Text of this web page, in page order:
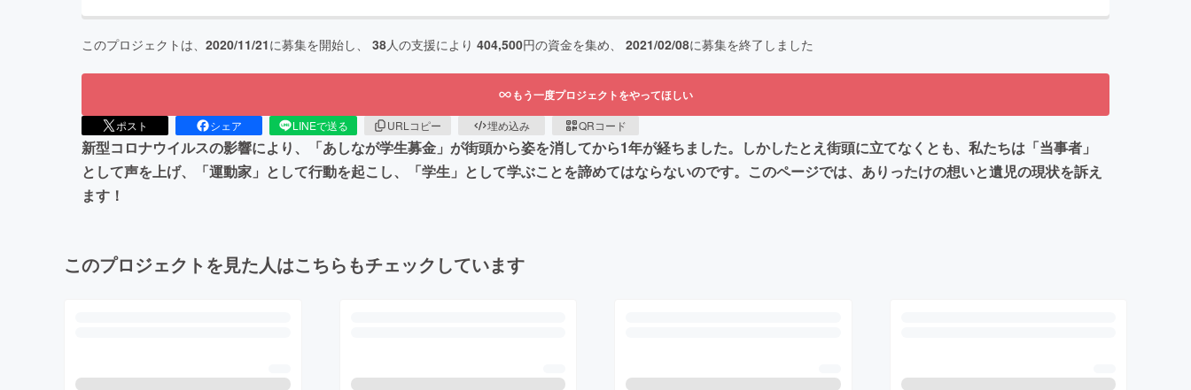
このプロジェクトは、 2020/11/21に募集を開始し、 38人の支援により 404,500円の資金を集め、 2021/02/08に募集を終了しました
もう一度プロジェクトをやってほしい
ポスト シェア LINEで送る URLコピー 埋め込み QRコード
新型コロナウイルスの影響により、「あしなが学生募金」が街頭から姿を消してから1年が経ちました。しかしたとえ街頭に立てなくとも、私たちは「当事者」
として声を上げ、「運動家」として行動を起こし、「学生」として学ぶことを諦めてはならないのです。このページでは、ありったけの想いと遺児の現状を訴え
ます！
このプロジェクトを見た人はこちらもチェックしています